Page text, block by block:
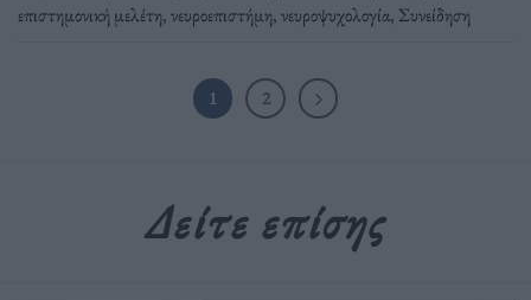
επιστημονική μελέτη,νευροεπιστήμη,νευροψυχολογία, Συνείδηση
1 2
Δείτε επίσης